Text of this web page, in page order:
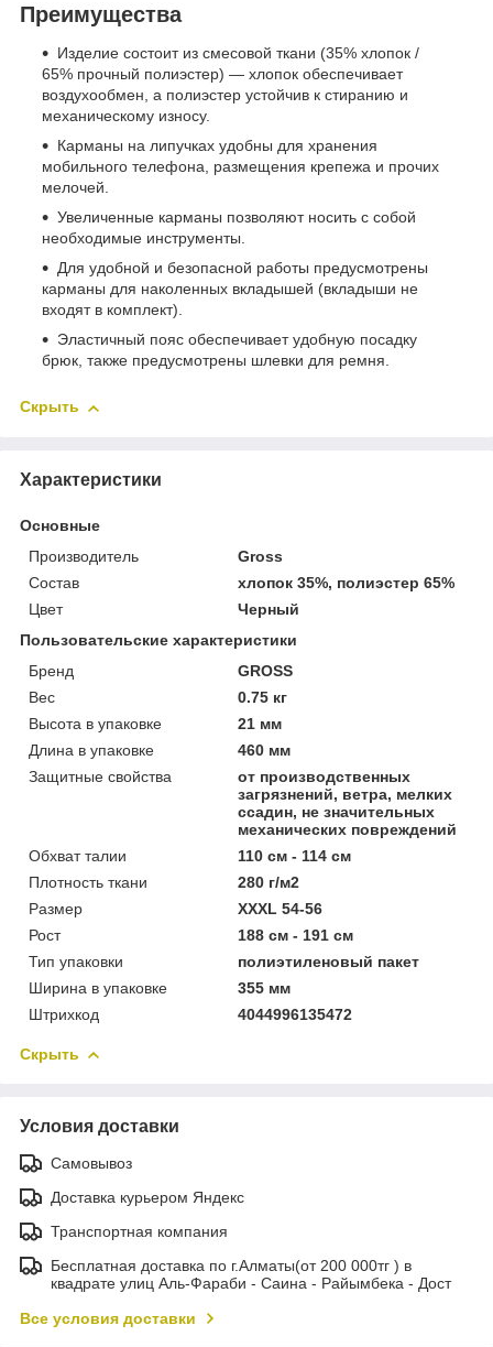
Преимущества
Изделие состоит из смесовой ткани (35% хлопок /
65% прочный полиэстер) — хлопок обеспечивает
воздухообмен, а полиэстер устойчив к стиранию и
механическому износу.
Карманы на липучках удобны для хранения
мобильного телефона, размещения крепежа и прочих
мелочей.
Увеличенные карманы позволяют носить с собой
необходимые инструменты.
Для удобной и безопасной работы предусмотрены
карманы для наколенных вкладышей (вкладыши не
входят в комплект).
Эластичный пояс обеспечивает удобную посадку
брюк, также предусмотрены шлевки для ремня.
Скрыть
Характеристики
Основные
Производитель
Gross
Состав
хлопок 35%, полиэстер 65%
Цвет
Черный
Пользовательские характеристики
Бренд
GROSS
Вес
0.75 кг
Высота в упаковке
21 мм
Длина в упаковке
460 мм
Защитные свойства
от производственных
загрязнений, ветра, мелких
ссадин, не значительных
механических повреждений
Обхват талии
110 см - 114 см
Плотность ткани
280 г/м2
Размер
XXXL 54-56
Рост
188 см - 191 см
Тип упаковки
полиэтиленовый пакет
Ширина в упаковке
355 мм
Штрихкод
4044996135472
Скрыть
Условия доставки
Самовывоз
Доставка курьером Яндекс
Транспортная компания
Бесплатная доставка по г.Алматы(от 200 000тг ) в
квадрате улиц Аль-Фараби - Саина - Райымбека - Дост
Все условия доставки